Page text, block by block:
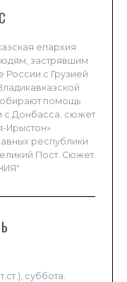
епархия
застрявшим
России с Грузией
помощь
с Донбасса. сюжет
Ирыстон»
республики
Пост. Сюжет
суббота.